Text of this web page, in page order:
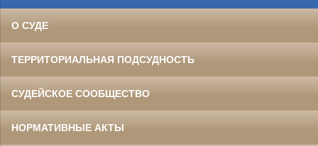
О СУДЕ
ТЕРРИТОРИАЛЬНАЯ ПОДСУДНОСТЬ
СУДЕЙСКОЕ СООБЩЕСТВО
НОРМАТИВНЫЕ АКТЫ